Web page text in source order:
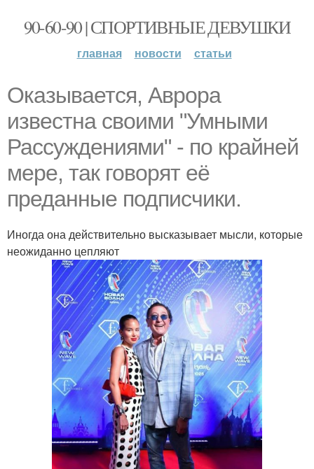
90-60-90 | СПОРТИВНЫЕ ДЕВУШКИ
главная новости статьи
Оказывается, Аврора
известна своими "Умными
Рассуждениями" - по крайней
мере, так говорят её
преданные подписчики.
Иногда она действительно высказывает мысли, которые
неожиданно цепляют